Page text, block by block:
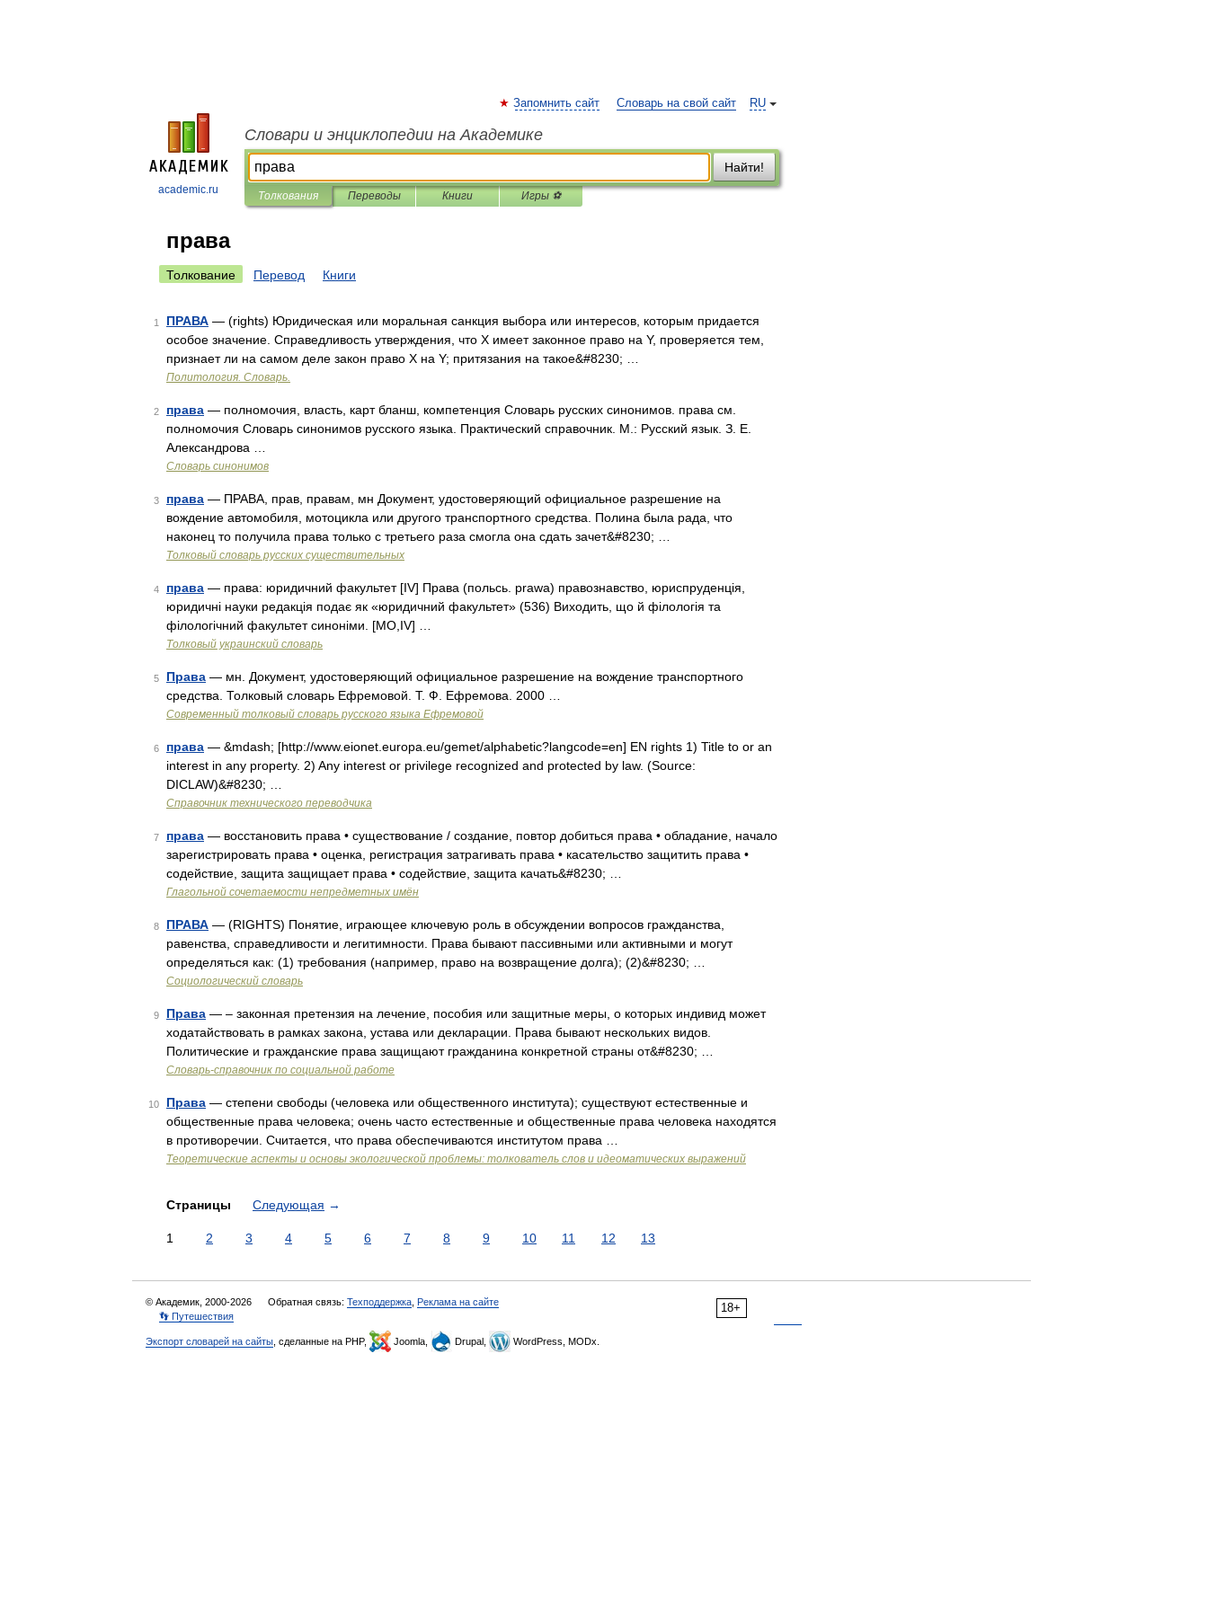
academic.ru
RU
Запомнить сайт Словарь на свой сайт
Словари и энциклопедии на Академике
Найти!
Толкования Переводы Книги Игры ⚽
права
Толкование Перевод Книги
1 ПРАВА — (rights) Юридическая или моральная санкция выбора или интересов, которым придается
особое значение. Справедливость утверждения, что Х имеет законное право на Y, проверяется тем,
признает ли на самом деле закон право Х на Y; притязания на такое&#8230; …
Политология. Словарь.
2 права — полномочия, власть, карт бланш, компетенция Словарь русских синонимов. права см.
полномочия Словарь синонимов русского языка. Практический справочник. М.: Русский язык. З. Е.
Александрова …
Словарь синонимов
3 права — ПРАВА, прав, правам, мн Документ, удостоверяющий официальное разрешение на
вождение автомобиля, мотоцикла или другого транспортного средства. Полина была рада, что
наконец то получила права только с третьего раза смогла она сдать зачет&#8230; …
Толковый словарь русских существительных
4 права — права: юридичний факультет [IV] Права (польсь. prawa) правознавство, юриспруденція,
юридичні науки редакція подає як «юридичний факультет» (536) Виходить, що й філологія та
філологічний факультет синоніми. [MО,IV] …
Толковый украинский словарь
5 Права — мн. Документ, удостоверяющий официальное разрешение на вождение транспортного
средства. Толковый словарь Ефремовой. Т. Ф. Ефремова. 2000 …
Современный толковый словарь русского языка Ефремовой
6 права — &mdash; [http://www.eionet.europa.eu/gemet/alphabetic?langcode=en] EN rights 1) Title to or an
interest in any property. 2) Any interest or privilege recognized and protected by law. (Source:
DICLAW)&#8230; …
Справочник технического переводчика
7 права — восстановить права • существование / создание, повтор добиться права • обладание, начало
зарегистрировать права • оценка, регистрация затрагивать права • касательство защитить права •
содействие, защита защищает права • содействие, защита качать&#8230; …
Глагольной сочетаемости непредметных имён
8 ПРАВА — (RIGHTS) Понятие, играющее ключевую роль в обсуждении вопросов гражданства,
равенства, справедливости и легитимности. Права бывают пассивными или активными и могут
определяться как: (1) требования (например, право на возвращение долга); (2)&#8230; …
Социологический словарь
9 Права — – законная претензия на лечение, пособия или защитные меры, о которых индивид может
ходатайствовать в рамках закона, устава или декларации. Права бывают нескольких видов.
Политические и гражданские права защищают гражданина конкретной страны от&#8230; …
Словарь-справочник по социальной работе
10 Права — степени свободы (человека или общественного института); существуют естественные и
общественные права человека; очень часто естественные и общественные права человека находятся
в противоречии. Считается, что права обеспечиваются институтом права …
Теоретические аспекты и основы экологической проблемы: толкователь слов и идеоматических выражений
Страницы Следующая →
1 2 3 4 5 6 7 8 9 10 11 12 13
18+
© Академик, 2000-2026 Обратная связь: Техподдержка Реклама на сайте
👣 Путешествия
Экспорт словарей на сайты , сделанные на PHP, Joomla, Drupal, WordPress, MODx.